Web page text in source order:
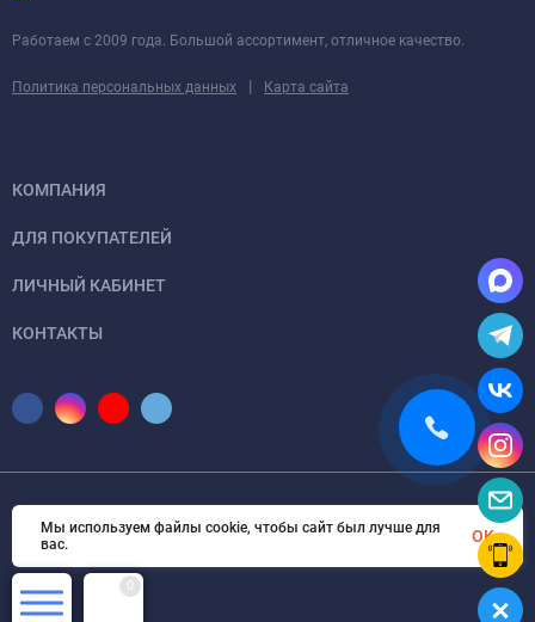
Работаем с 2009 года. Большой ассортимент, отличное качество.
Политика персональных данных | Карта сайта
КОМПАНИЯ
ДЛЯ ПОКУПАТЕЛЕЙ
ЛИЧНЫЙ КАБИНЕТ
КОНТАКТЫ
© 2026 gidrolock.msk.ru Все права защищены
0
Мы используем файлы cookie, чтобы сайт был лучше для
вас.
OK